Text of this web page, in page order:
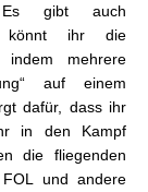
gibt auch
könnt ihr die
indem mehrere
auf einem
dafür, dass ihr
in den Kampf
die fliegenden
und andere